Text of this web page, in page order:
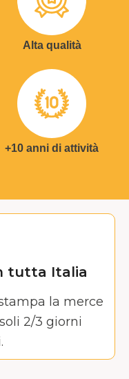
Alta qualità
+10 anni di attività
tutta Italia
la merce
2/3 giorni